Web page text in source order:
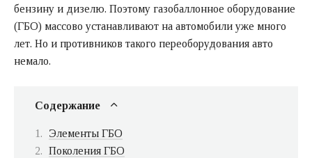
бензину и дизелю. Поэтому газобаллонное оборудование
(ГБО) массово устанавливают на автомобили уже много
лет. Но и противников такого переоборудования авто
немало.
Содержание
Элементы ГБО
Поколения ГБО